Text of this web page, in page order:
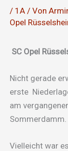
/ 1A / Von
Opel
SC Opel
Nicht gerade
erste
am
Sommerdamm.
Vielleicht war